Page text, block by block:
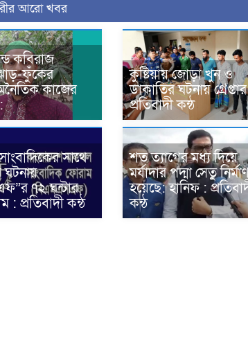
আরো খবর
কবিরাজ
ফুঁকের
কাজের
কুষ্টিয়ায় জোড়া খুন ও
ডাকাতির ঘটনায়
প্রতিবাদী কন্ঠ
সাথে
৭২ ঘন্টার
: প্রতিবাদী কন্ঠ
শত ত্যাগের মধ্য দিয়ে
মর্যাদার পদ্মা সেতু
হয়েছে: হানিফ :
কন্ঠ